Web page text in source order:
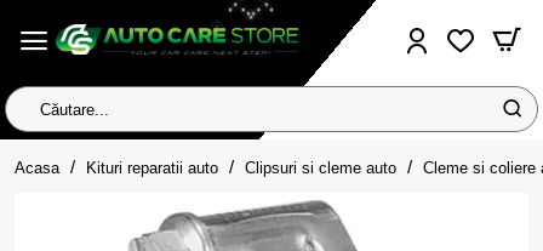
Căutare...
Acasa homeKituri reparatii auto Clipsuri si cleme auto Cleme si coliere